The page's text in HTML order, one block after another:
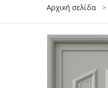
Αρχική σελίδα >